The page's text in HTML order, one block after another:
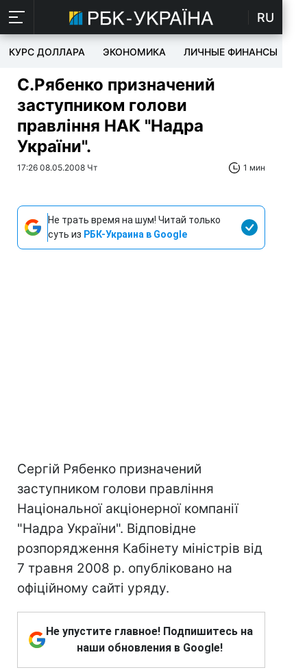
RU
КУРС ДОЛЛАРА ЭКОНОМИКА ЛИЧНЫЕ ФИНАНСЫ
С.Рябенко призначений
заступником голови
правління НАК "Надра
України".
17:26 08.05.2008 Чт 1 мин
Не трать время на шум! Читай только
суть из РБК-Украина в Google
Сергій Рябенко призначений
заступником голови правління
Національної акціонерної компанії
"Надра України". Відповідне
розпорядження Кабінету міністрів від
7 травня 2008 р. опубліковано на
офіційному сайті уряду.
Не упустите главное! Подпишитесь на
наши обновления в Google!